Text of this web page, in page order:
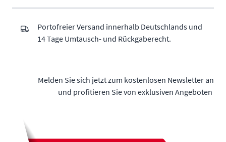
Portofreier Versand innerhalb Deutschlands und
14 Tage Umtausch- und Rückgaberecht.
Melden Sie sich jetzt zum kostenlosen Newsletter an
und profitieren Sie von exklusiven Angeboten